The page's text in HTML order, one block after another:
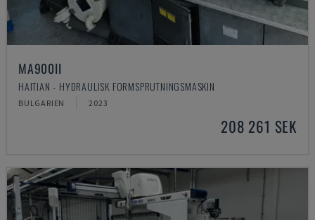
MA900ІІ
HAITIAN - HYDRAULISK FORMSPRUTNINGSMASKIN
BULGARIEN 2023
208 261 SEK